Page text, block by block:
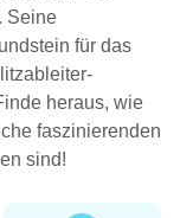
Seine
für das
heraus, wie
faszinierenden
sind!